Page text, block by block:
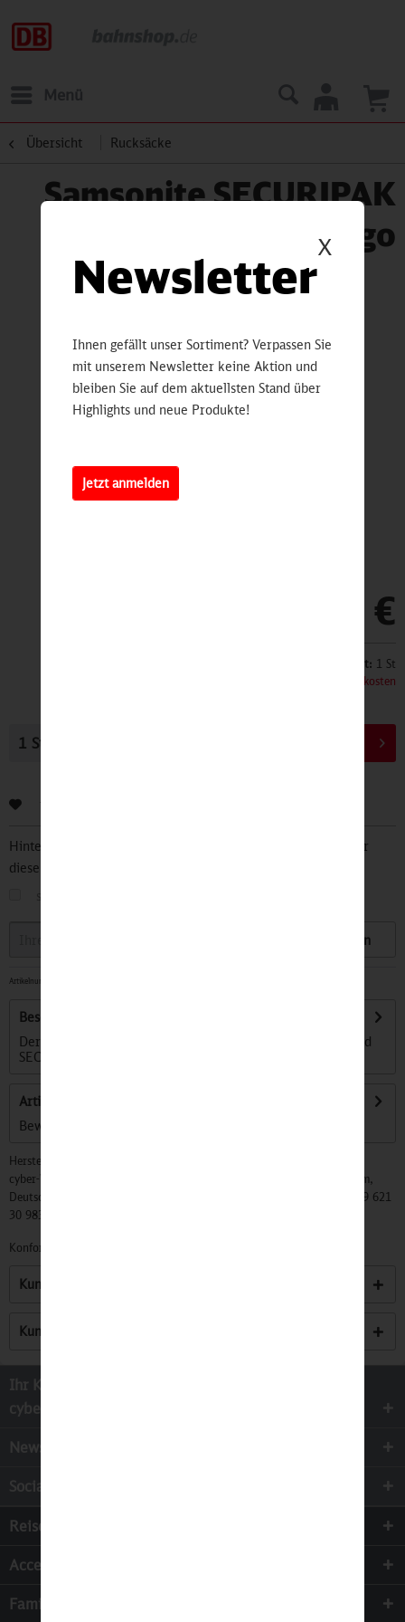
Menü
Übersicht Rucksäcke
Samsonite SECURIPAK
Rucksack mit DB-Logo
104,00 €
Inhalt: 1 St
zzgl. Versandkosten
Hinterlegen Sie Ihre Email Adresse und bleiben Sie stets über
diesen Artikel informiert.
Speichern
Artikelnummer:
Beschreibung
Der Anti-Diebstahl-Rucksack von Samsonite. SECURIPAK und
SECURIPAK S heißt die neue...
Artikel bewerten
Bewertungen lesen, schreiben und diskutieren...
Hersteller:
cyber-Wear Heidelberg GmbH, Elsa-Brändström-Str. 4, 68229 Mannheim,
Deutschland, Info@mycybergroup.com, https://mycybergroup.com, +49 621
30 983 0
Konformitätserklärungen zu unseren Produkten finden Sie
Kunden kauften auch
Kunden haben sich ebenfalls angesehen
Ihr Kontakt zur
cyber-Wear Heidelberg GmbH
Newsletter
Socialmedia
Reisen
Accessoires
Familie & Kinder
X
Newsletter
Ihnen gefällt unser Sortiment? Verpassen Sie
mit unserem Newsletter keine Aktion und
bleiben Sie auf dem aktuellsten Stand über
Highlights und neue Produkte!
Jetzt anmelden